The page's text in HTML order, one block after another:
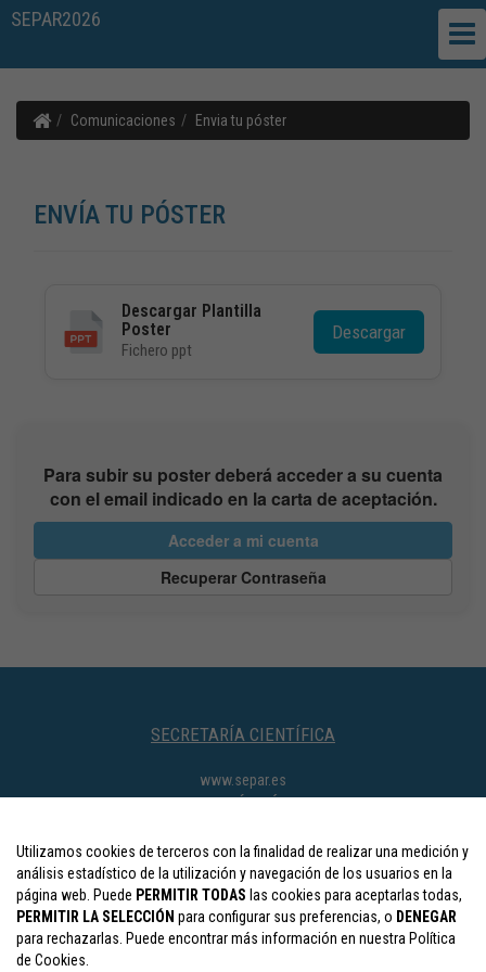
SEPAR2026
Comunicaciones Envia tu póster
ENVÍA TU PÓSTER
Descargar Plantilla
Poster
Fichero ppt
Descargar
Para subir su poster deberá acceder a su cuenta
con el email indicado en la carta de aceptación.
Acceder a mi cuenta
Recuperar Contraseña
SECRETARÍA CIENTÍFICA
www.separ.es
SECRETARÍA TÉCNICA
separ@viajeseci.es
CONTACTOS
Colaboraciones y expo.comercial:
separ.expo@viajeseci.es
Inscripciones: separ.inscripciones@viajeseci.es
Alojamiento:
Utilizamos cookies de terceros con la finalidad de realizar una medición y
análisis estadístico de la utilización y navegación de los usuarios en la
página web. Puede PERMITIR TODAS las cookies para aceptarlas todas,
PERMITIR LA SELECCIÓN para configurar sus preferencias, o DENEGAR
para rechazarlas. Puede encontrar más información en nuestra Política
de Cookies.